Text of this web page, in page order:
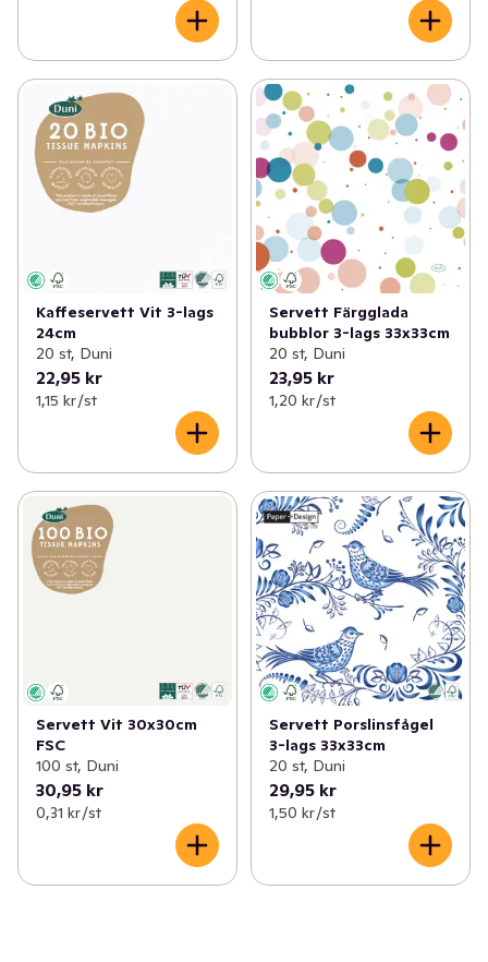
Kaffeservett Vit 3-lags
24cm
20 st, Duni
22,95 kr
1,15 kr /st
Servett Färgglada
bubblor 3-lags 33x33cm
20 st, Duni
23,95 kr
1,20 kr /st
Servett Vit 30x30cm
FSC
100 st, Duni
30,95 kr
0,31 kr /st
Servett Porslinsfågel
3-lags 33x33cm
20 st, Duni
29,95 kr
1,50 kr /st